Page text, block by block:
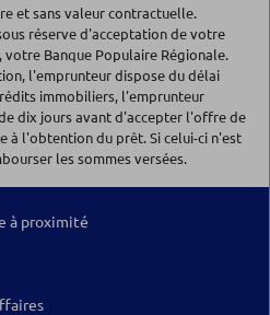
et sans valeur contractuelle.
réserve d'acceptation de votre
Banque Populaire Régionale.
l'emprunteur dispose du délai
immobiliers, l'emprunteur
dix jours avant d'accepter l'offre de
à l'obtention du prêt. Si celui-ci n'est
les sommes versées.
à proximité